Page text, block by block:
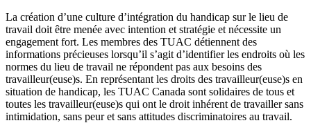
La création d’une culture d’intégration du handicap sur le lieu de
travail doit être menée avec intention et stratégie et nécessite un
engagement fort. Les membres des TUAC détiennent des
informations précieuses lorsqu’il s’agit d’identifier les endroits où les
normes du lieu de travail ne répondent pas aux besoins des
travailleur(euse)s. En représentant les droits des travailleur(euse)s en
situation de handicap, les TUAC Canada sont solidaires de tous et
toutes les travailleur(euse)s qui ont le droit inhérent de travailler sans
intimidation, sans peur et sans attitudes discriminatoires au travail.